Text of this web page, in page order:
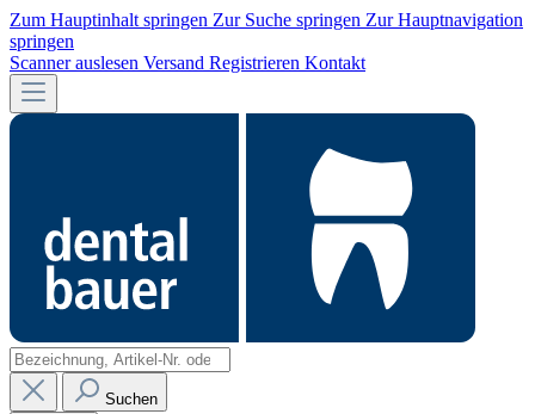
Zum Hauptinhalt springen Zur Suche springen Zur Hauptnavigation
springen
Scanner auslesen Versand Registrieren Kontakt
Suchen